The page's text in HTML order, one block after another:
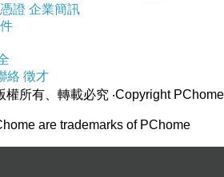
證 企業簡訊
絡 徵才
權所有、轉載必究 ‧Copyright PChome
are trademarks of PChome